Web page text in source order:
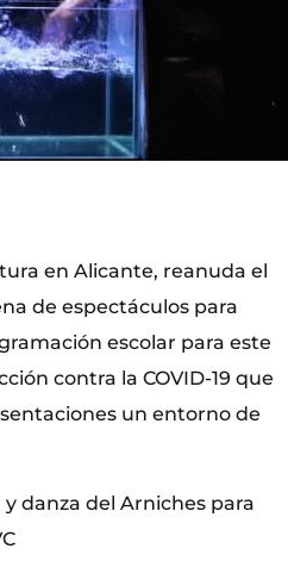
en Alicante, reanuda el
de espectáculos para
escolar para este
contra la COVID-19 que
un entorno de
danza del Arniches para